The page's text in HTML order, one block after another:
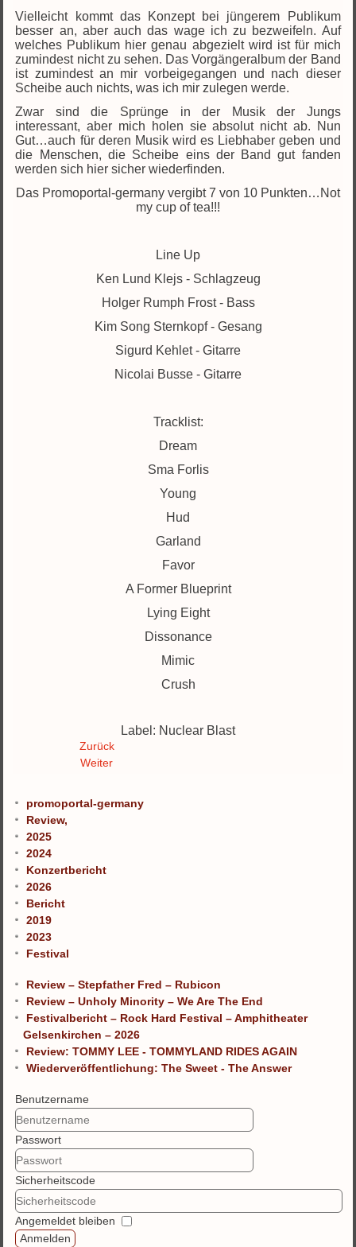
Vielleicht kommt das Konzept bei jüngerem Publikum
besser an, aber auch das wage ich zu bezweifeln. Auf
welches Publikum hier genau abgezielt wird ist für mich
zumindest nicht zu sehen. Das Vorgängeralbum der Band
ist zumindest an mir vorbeigegangen und nach dieser
Scheibe auch nichts, was ich mir zulegen werde.
Zwar sind die Sprünge in der Musik der Jungs
interessant, aber mich holen sie absolut nicht ab. Nun
Gut…auch für deren Musik wird es Liebhaber geben und
die Menschen, die Scheibe eins der Band gut fanden
werden sich hier sicher wiederfinden.
Das Promoportal-germany vergibt 7 von 10 Punkten…Not
my cup of tea!!!
Line Up
Ken Lund Klejs - Schlagzeug
Holger Rumph Frost - Bass
Kim Song Sternkopf - Gesang
Sigurd Kehlet - Gitarre
Nicolai Busse - Gitarre
Tracklist:
Dream
Sma Forlis
Young
Hud
Garland
Favor
A Former Blueprint
Lying Eight
Dissonance
Mimic
Crush
Label: Nuclear Blast
Zurück
Weiter
promoportal-germany
Review,
2025
2024
Konzertbericht
2026
Bericht
2019
2023
Festival
Review – Stepfather Fred – Rubicon
Review – Unholy Minority – We Are The End
Festivalbericht – Rock Hard Festival – Amphitheater
Gelsenkirchen – 2026
Review: TOMMY LEE - TOMMYLAND RIDES AGAIN
Wiederveröffentlichung: The Sweet - The Answer
Benutzername
Passwort
Sicherheitscode
Angemeldet bleiben
Anmelden